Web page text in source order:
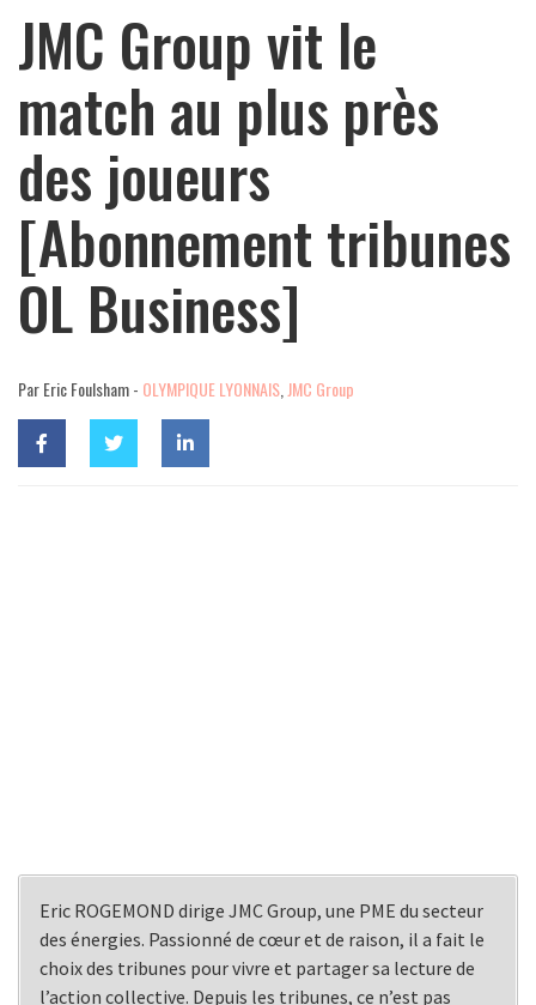
JMC Group vit le
match au plus près
des joueurs
[Abonnement tribunes
OL Business]
Par Eric Foulsham - OLYMPIQUE LYONNAIS,JMC Group
Eric ROGEMOND dirige JMC Group, une PME du secteur
des énergies. Passionné de cœur et de raison, il a fait le
choix des tribunes pour vivre et partager sa lecture de
l’action collective. Depuis les tribunes, ce n’est pas